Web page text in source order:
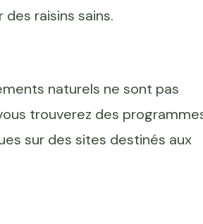
raisins sains.
naturels ne sont pas
trouverez des
sur des sites destinés aux